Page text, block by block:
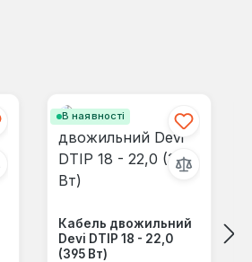
В наявності
Кабель двожильний
Devi DTIP 18 - 22,0
(395 Вт)